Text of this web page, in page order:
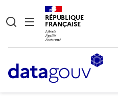
RÉPUBLIQUE
FRANÇAISE